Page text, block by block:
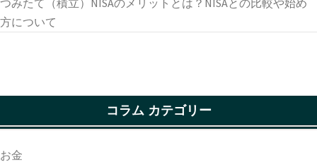
方について
コラム カテゴリー
お金